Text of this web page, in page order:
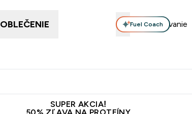
OBLEČENIE Fuel Coach
SUPER AKCIA!
50% ZĽAVA NA PROTEÍNY